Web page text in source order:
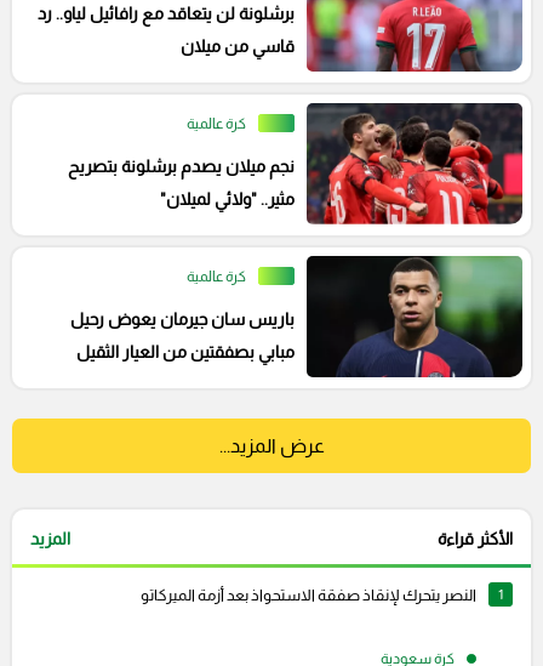
برشلونة لن يتعاقد مع رافائيل لياو.. رد
قاسي من ميلان
كرة عالمية
نجم ميلان يصدم برشلونة بتصريح
مثير.. "ولائي لميلان"
كرة عالمية
باريس سان جيرمان يعوض رحيل
مبابي بصفقتين من العيار الثقيل
عرض المزيد...
الأكثر قراءة المزيد
1 النصر يتحرك لإنقاذ صفقة الاستحواذ بعد أزمة الميركاتو
كرة سعودية